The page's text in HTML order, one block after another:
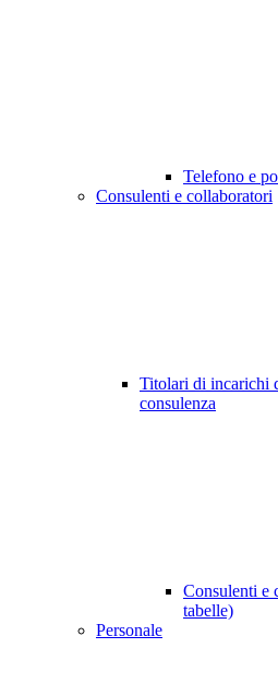
Telefono e
Consulenti e collaboratori
Titolari di incarichi
consulenza
Consulenti e
tabelle)
Personale